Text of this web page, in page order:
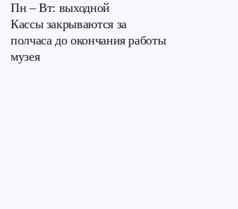
Пн – Вт: выходной
Кассы закрываются за
полчаса до окончания работы
музея